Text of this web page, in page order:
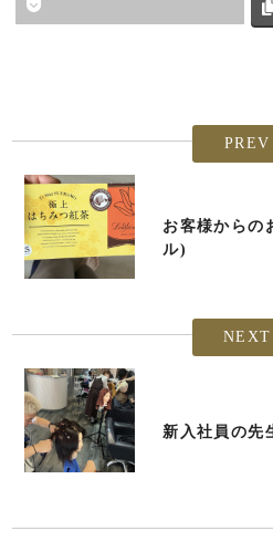
PREV
お客様からの
ル)
NEXT
新入社員の先